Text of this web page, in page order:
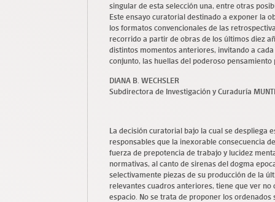
singular de esta selección una, entre otras
Este ensayo curatorial destinado a exponer la
los formatos convencionales de las
recorrido a partir de obras de los últimos diez
distintos momentos anteriores, invitando a
conjunto, las huellas del poderoso pensamiento
DIANA B. WECHSLER
Subdirectora de Investigación y Curaduría
La decisión curatorial bajo la cual se despliega
responsables que la inexorable consecuencia
fuerza de prepotencia de trabajo y lucidez
normativas, al canto de sirenas del dogma
selectivamente piezas de su producción de la
relevantes cuadros anteriores, tiene que ver
espacio. No se trata de proponer los